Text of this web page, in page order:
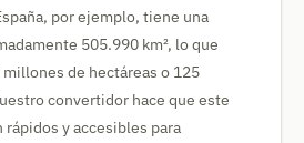
por ejemplo, tiene una
505.990 km², lo que
de hectáreas o 125
convertidor hace que este
y accesibles para